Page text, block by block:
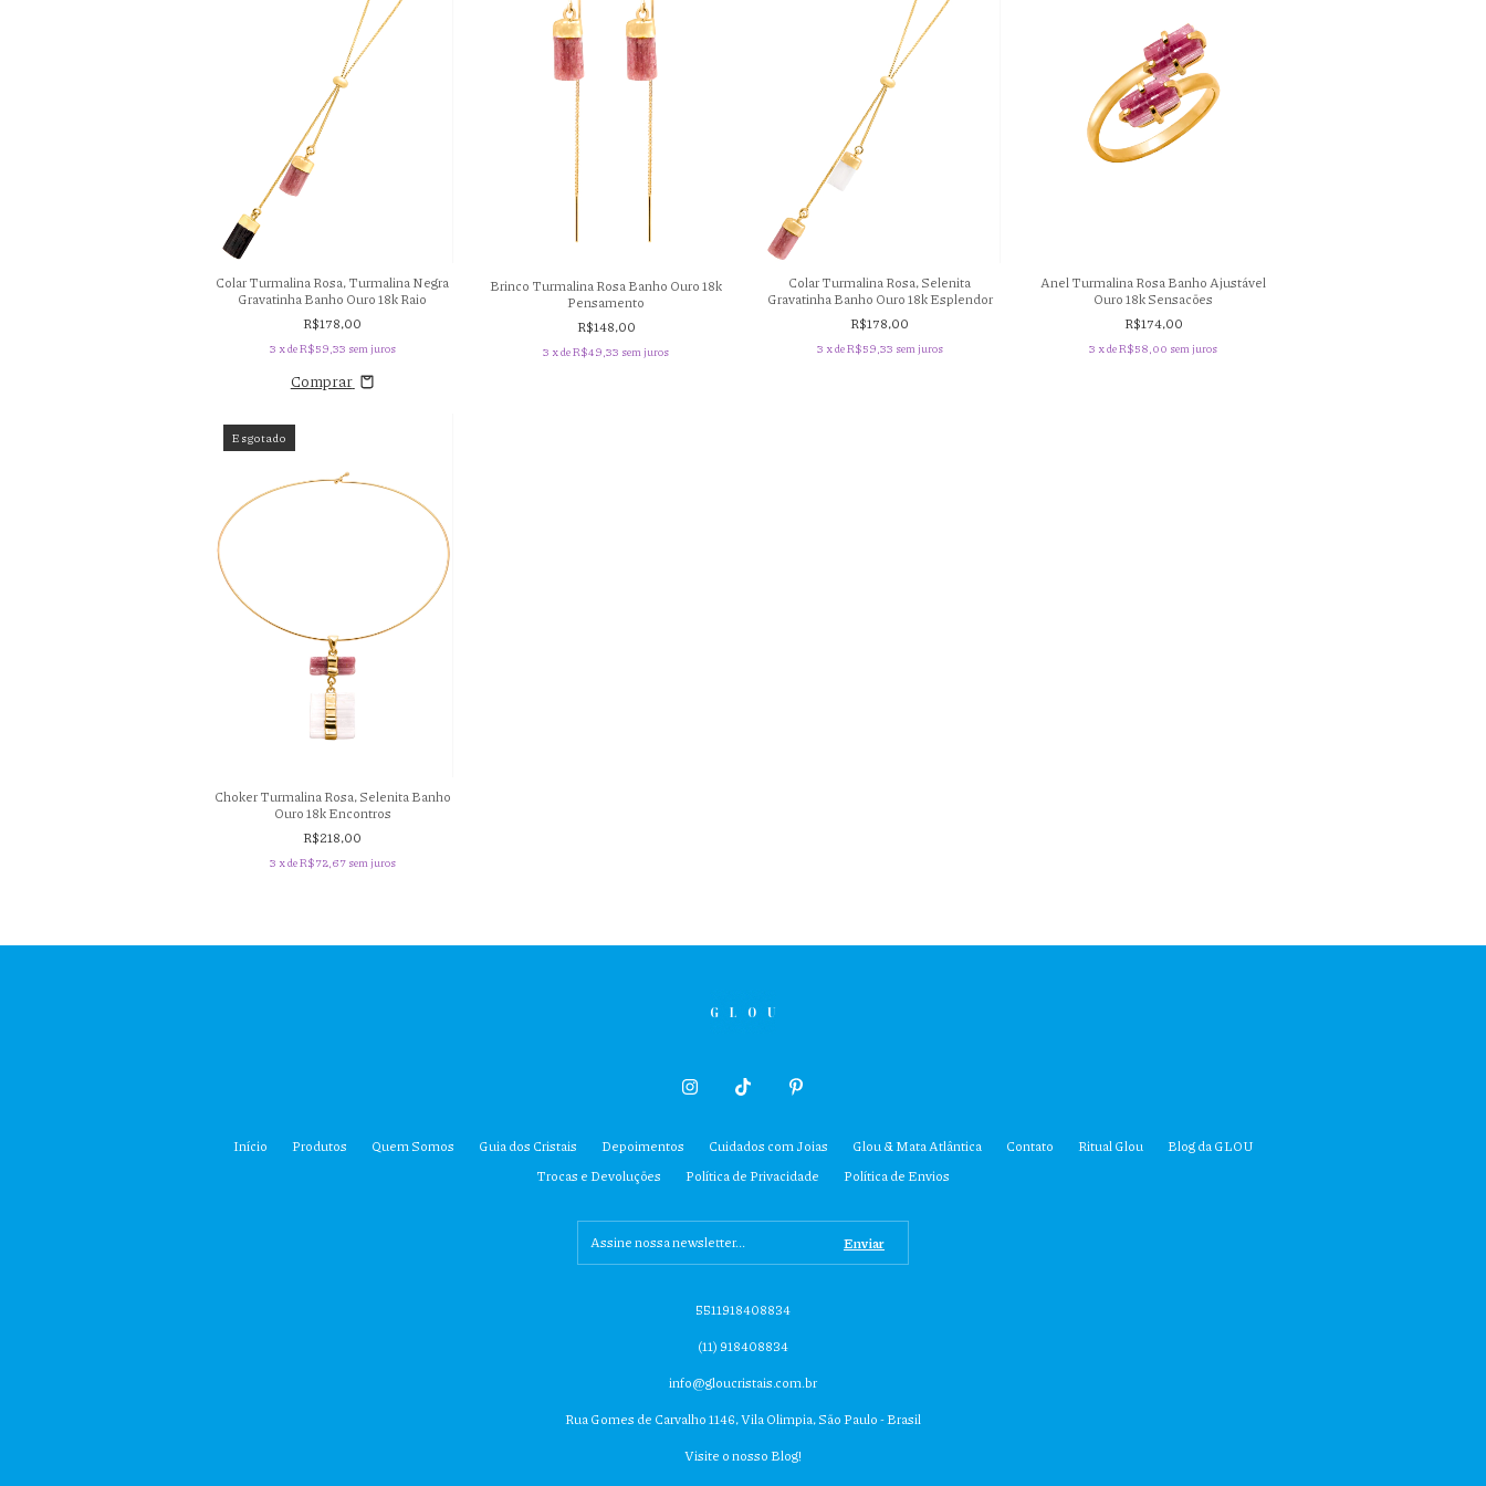
Colar Turmalina Rosa, Turmalina Negra
Gravatinha Banho Ouro 18k Raio
R$178,00
3 x deR$59,33 sem juros
Comprar
Brinco Turmalina Rosa Banho Ouro 18k
Pensamento
R$148,00
3 x deR$49,33 sem juros
Colar Turmalina Rosa, Selenita
Gravatinha Banho Ouro 18k Esplendor
R$178,00
3 x deR$59,33 sem juros
Anel Turmalina Rosa Banho Ajustável
Ouro 18k Sensacões
R$174,00
3 x deR$58,00 sem juros
Esgotado
Choker Turmalina Rosa, Selenita Banho
Ouro 18k Encontros
R$218,00
3 x deR$72,67 sem juros
Início Produtos Quem Somos Guia dos Cristais Depoimentos Cuidados com Joias Glou & Mata Atlântica Contato Ritual Glou
Blog da GLOU
Trocas e Devoluções
Política de Privacidade Política de Envios
5511918408834
(11) 918408834
info@gloucristais.com.br
Rua Gomes de Carvalho 1146, Vila Olimpia, São Paulo - Brasil
Visite o nosso Blog!